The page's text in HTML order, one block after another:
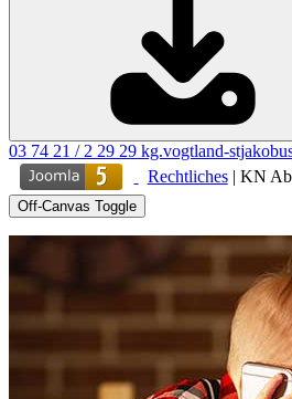
03 74 21 / 2 29 29 kg.vogtland-
Rechtliches| KN
Off-Canvas Toggle